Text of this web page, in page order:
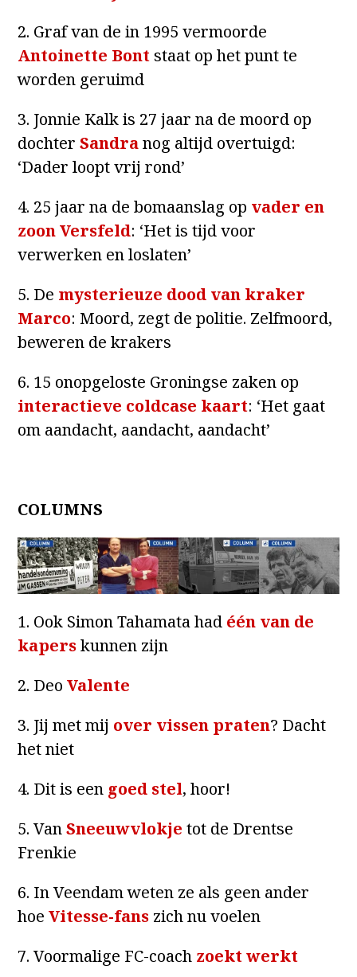
2. Graf van de in 1995 vermoorde
Antoinette Bontstaat op het punt te
worden geruimd
3. Jonnie Kalk is 27 jaar na de moord op
dochterSandranog altijd overtuigd:
‘Dader loopt vrij rond’
4. 25 jaar na de bomaanslag op vader en
zoon Versfeld: ‘Het is tijd voor
verwerken en loslaten’
5. De mysterieuze dood van kraker
Marco: Moord, zegt de politie. Zelfmoord,
beweren de krakers
6. 15 onopgeloste Groningse zaken op
interactieve coldcase kaart: ‘Het gaat
om aandacht, aandacht, aandacht’
COLUMNS
1. Ook Simon Tahamata had één van de
kaperskunnen zijn
2. DeoValente
3. Jij met mij over vissen praten? Dacht
het niet
4. Dit is een goed stel, hoor!
5. VanSneeuwvlokjetot de Drentse
Frenkie
6. In Veendam weten ze als geen ander
hoeVitesse-fans zich nu voelen
7. Voormalige FC-coach zoekt werkt